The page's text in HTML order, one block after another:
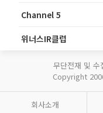
Channel 5
위너스IR클럽
무단전재 및 수
Copyright
회사소개